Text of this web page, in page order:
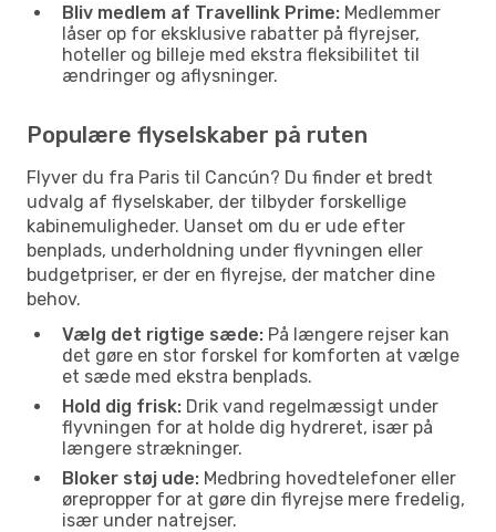
Bliv medlem af Travellink Prime: Medlemmer
låser op for eksklusive rabatter på flyrejser,
hoteller og billeje med ekstra fleksibilitet til
ændringer og aflysninger.
Populære flyselskaber på ruten
Flyver du fra Paris til Cancún? Du finder et bredt
udvalg af flyselskaber, der tilbyder forskellige
kabinemuligheder. Uanset om du er ude efter
benplads, underholdning under flyvningen eller
budgetpriser, er der en flyrejse, der matcher dine
behov.
Vælg det rigtige sæde: På længere rejser kan
det gøre en stor forskel for komforten at vælge
et sæde med ekstra benplads.
Hold dig frisk: Drik vand regelmæssigt under
flyvningen for at holde dig hydreret, især på
længere strækninger.
Bloker støj ude: Medbring hovedtelefoner eller
ørepropper for at gøre din flyrejse mere fredelig,
især under natrejser.